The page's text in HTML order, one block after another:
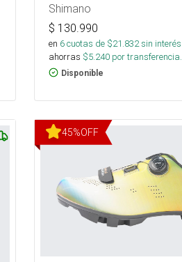
Shimano
$ 130.990
en 6cuotas de $21.832sin interés
ahorras $5.240por transferencia.
Disponible
45%OFF